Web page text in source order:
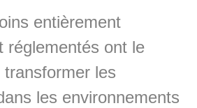
entièrement
réglementés ont le
les
les environnements